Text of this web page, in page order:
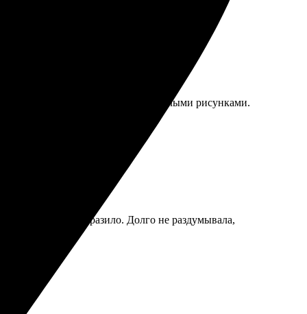
качество отличное, одежда со светлыми рисунками.
а качество поразило. Долго не раздумывала,